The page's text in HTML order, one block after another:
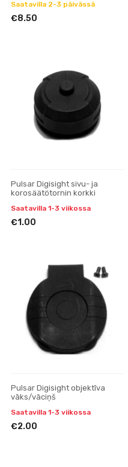
Saatavilla 2-3 päivässä
€8.50
Pulsar Digisight sivu- ja
korosäätötornin korkki
Saatavilla 1-3 viikossa
€1.00
Pulsar Digisight objektīva
vāks/vāciņš
Saatavilla 1-3 viikossa
€2.00